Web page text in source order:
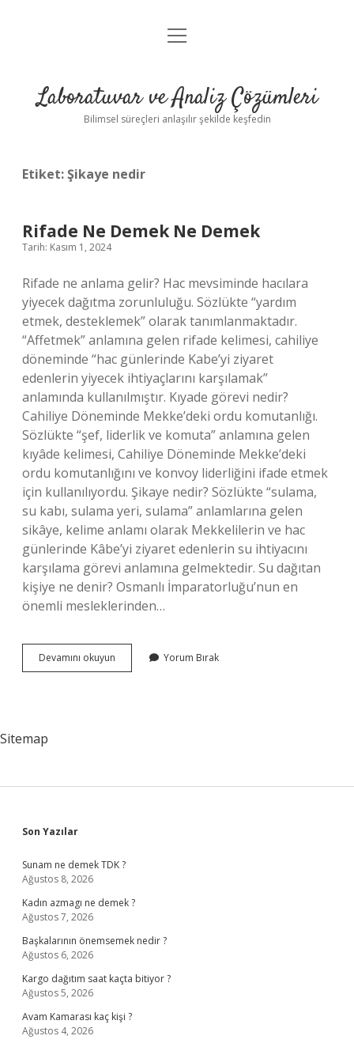
Anasayfa
Yasal Uyarı
menüyü
Laboratuvar ve Analiz Çözümleri
Bilimsel süreçleri anlaşılır şekilde keşfedin
Etiket:Şikaye nedir
Rifade Ne Demek Ne Demek
Tarih: Kasım 1, 2024
Rifade ne anlama gelir? Hac mevsiminde hacılara
yiyecek dağıtma zorunluluğu. Sözlükte “yardım
etmek, desteklemek” olarak tanımlanmaktadır.
“Affetmek” anlamına gelen rifade kelimesi, cahiliye
döneminde “hac günlerinde Kabe’yi ziyaret
edenlerin yiyecek ihtiyaçlarını karşılamak”
anlamında kullanılmıştır. Kıyade görevi nedir?
Cahiliye Döneminde Mekke’deki ordu komutanlığı.
Sözlükte “şef, liderlik ve komuta” anlamına gelen
kıyâde kelimesi, Cahiliye Döneminde Mekke’deki
ordu komutanlığını ve konvoy liderliğini ifade etmek
için kullanılıyordu. Şikaye nedir? Sözlükte “sulama,
su kabı, sulama yeri, sulama” anlamlarına gelen
sikâye, kelime anlamı olarak Mekkelilerin ve hac
günlerinde Kâbe’yi ziyaret edenlerin su ihtiyacını
karşılama görevi anlamına gelmektedir. Su dağıtan
kişiye ne denir? Osmanlı İmparatorluğu’nun en
önemli mesleklerinden…
Devamını okuyun
Ne
Yorum Bırak
Sitemap
Sidebar
Son Yazılar
Sunam ne demek TDK ?
Ağustos 8, 2026
Kadın azmagı ne demek ?
Ağustos 7, 2026
Başkalarının önemsemek nedir ?
Ağustos 6, 2026
Kargo dağıtım saat kaçta bitiyor ?
Ağustos 5, 2026
Avam Kamarası kaç kişi ?
Ağustos 4, 2026